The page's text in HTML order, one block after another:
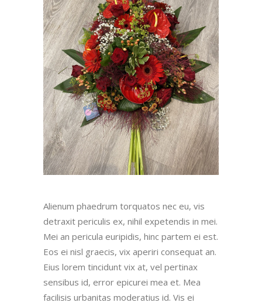
Alienum phaedrum torquatos nec eu, vis
detraxit periculis ex, nihil expetendis in mei.
Mei an pericula euripidis, hinc partem ei est.
Eos ei nisl graecis, vix aperiri consequat an.
Eius lorem tincidunt vix at, vel pertinax
sensibus id, error epicurei mea et. Mea
facilisis urbanitas moderatius id. Vis ei